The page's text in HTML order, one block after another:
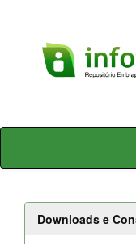
Skip
Downloads e